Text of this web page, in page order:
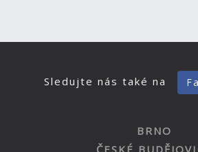
Sledujte nás také na
BRNO